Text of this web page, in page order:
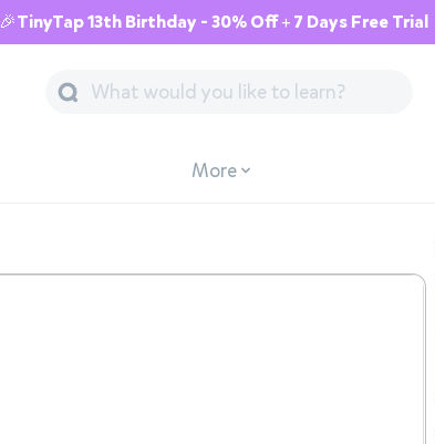
🎉TinyTap 13th Birthday - 30% Off + 7 Days Free Trial
More